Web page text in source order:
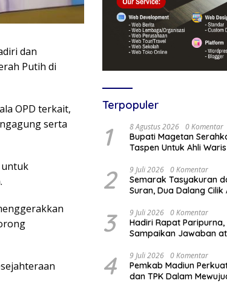
dan
Putih di
OPD terkait,
serta
untuk
Terpopuler
1 8 Agustus 2026 0 Komentar
Bupati Magetan
Taspen Untuk Ahli
2 9 Juli 2026 0 Komentar
Semarak Tasyakuran
Suran, Dua Dalang Cilik
“Gathutkaca Winisuda”
3 9 Juli 2026 0 Komentar
Hadiri Rapat
Sampaikan Jawaban
4 9 Juli 2026 0 Komentar
Pemkab Madiun
dan TPK Dalam